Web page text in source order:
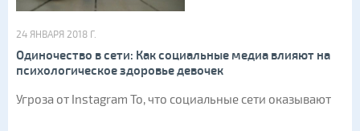
24 ЯНВАРЯ 2018 Г.
Одиночество в сети: Как социальные медиа влияют на
психологическое здоровье девочек
Угроза от Instagram То, что социальные сети оказывают